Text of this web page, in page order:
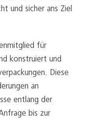
und sicher ans Ziel
für
konstruiert und
Diese
an
entlang der
bis zur